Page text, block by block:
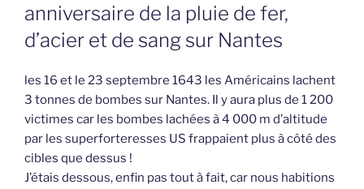
anniversaire de la pluie de fer,
d’acier et de sang sur Nantes
les 16 et le 23 septembre 1643 les Américains lachent
3 tonnes de bombes sur Nantes. Il y aura plus de 1 200
victimes car les bombes lachées à 4 000 m d’altitude
par les superforteresses US frappaient plus à côté des
cibles que dessus !
J’étais dessous, enfin pas tout à fait, car nous habitions